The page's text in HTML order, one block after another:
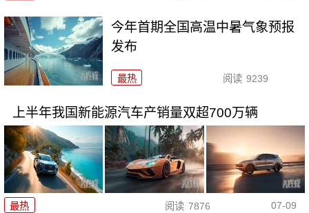
今年首期全国高温中暑气象预报
发布
最热 阅读 9239
上半年我国新能源汽车产销量双超700万辆
最热 阅读 7876 07-09